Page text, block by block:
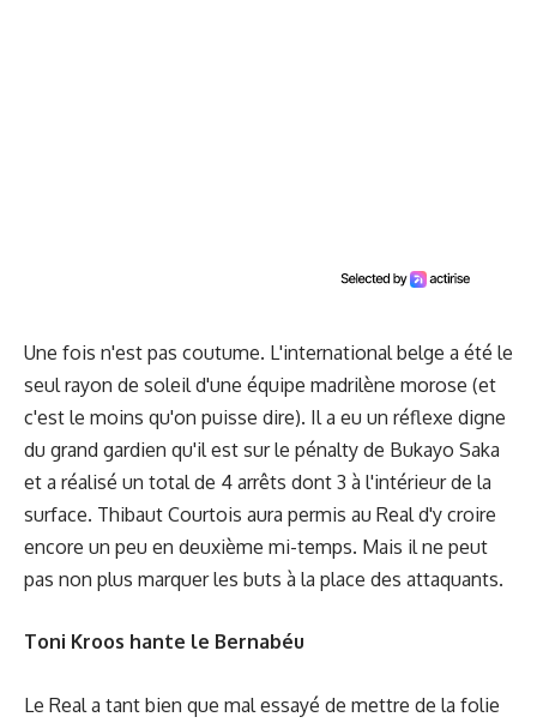
Une fois n'est pas coutume. L'international belge a été le
seul rayon de soleil d'une équipe madrilène morose (et
c'est le moins qu'on puisse dire). Il a eu un réflexe digne
du grand gardien qu'il est sur le pénalty de Bukayo Saka
et a réalisé un total de 4 arrêts dont 3 à l'intérieur de la
surface. Thibaut Courtois aura permis au Real d'y croire
encore un peu en deuxième mi-temps. Mais il ne peut
pas non plus marquer les buts à la place des attaquants.
Toni Kroos hante le Bernabéu
Le Real a tant bien que mal essayé de mettre de la folie